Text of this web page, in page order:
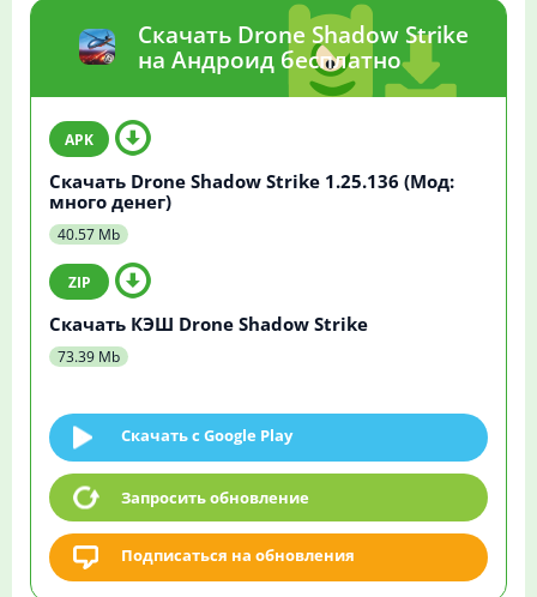
Скачать Drone Shadow Strike
на Андроид бесплатно
Скачать Drone Shadow Strike 1.25.136 (Мод:
много денег)
40.57 Mb
Скачать КЭШ Drone Shadow Strike
73.39 Mb
Скачать c Google Play
Запросить обновление
Подписаться на обновления